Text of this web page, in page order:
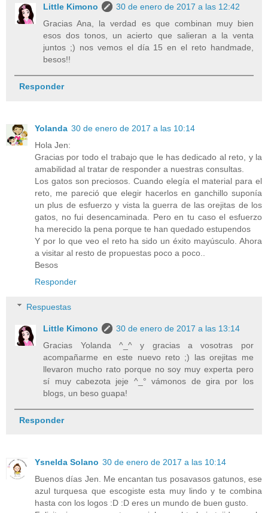
Little Kimono
30 de enero de 2017 a las 12:42
Gracias Ana, la verdad es que combinan muy bien
esos dos tonos, un acierto que salieran a la venta
juntos ;) nos vemos el día 15 en el reto handmade,
besos!!
Responder
Yolanda 30 de enero de 2017 a las 10:14
Hola Jen:
Gracias por todo el trabajo que le has dedicado al reto, y la
amabilidad al tratar de responder a nuestras consultas.
Los gatos son preciosos. Cuando elegía el material para el
reto, me pareció que elegir hacerlos en ganchillo suponía
un plus de esfuerzo y vista la guerra de las orejitas de los
gatos, no fui desencaminada. Pero en tu caso el esfuerzo
ha merecido la pena porque te han quedado estupendos
Y por lo que veo el reto ha sido un éxito mayúsculo. Ahora
a visitar al resto de propuestas poco a poco..
Besos
Responder
Respuestas
Little Kimono
30 de enero de 2017 a las 13:14
Gracias Yolanda ^_^ y gracias a vosotras por
acompañarme en este nuevo reto ;) las orejitas me
llevaron mucho rato porque no soy muy experta pero
sí muy cabezota jeje ^_° vámonos de gira por los
blogs, un beso guapa!
Responder
Ysnelda Solano 30 de enero de 2017 a las 10:14
Buenos días Jen. Me encantan tus posavasos gatunos, ese
azul turquesa que escogiste esta muy lindo y te combina
hasta con los logos :D :D eres un mundo de buen gusto.